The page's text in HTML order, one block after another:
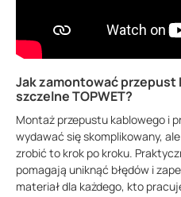
Jak zamontować przepust
szczelne TOPWET?
Montaż przepustu kablowego i
wydawać się skomplikowany,
zrobić to krok po kroku.
pomagają uniknąć błędów i
materiał dla każdego, kto